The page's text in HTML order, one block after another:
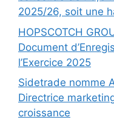
2025/26, soit une
HOPSCOTCH
Document
l’Exercice 2025
Sidetrade nomme
Directrice
croissance